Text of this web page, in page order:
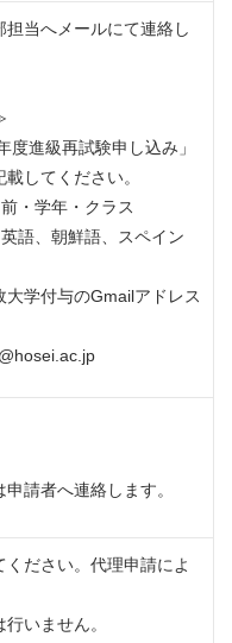
当へメールにて連絡し
進級再試験申し込み」
してください。
・学年・クラス
、朝鮮語、スペイン
学付与のGmailアドレス
請者へ連絡します。
ださい。代理申請によ
いません。